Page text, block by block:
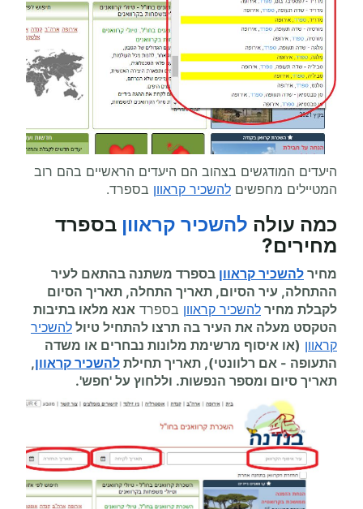
היעדים המודגשים בצהוב הם היעדים הראשיים בהם רוב
המטיילים מחפשים להשכיר קראוון בספרד.
כמה עולה להשכיר קראוון בספרד
מחירים?
מחיר להשכיר קראוון בספרד משתנה בהתאם לעיר
ההתחלה, עיר הסיום, תאריך התחלה, תאריך הסיום
לקבלת מחיר להשכיר קראוון בספרד אנא מלאו בתיבות
הטקסט מעלה את העיר בה תרצו להתחיל טיול להשכיר
קראוון (או איסוף מרשימת מלונות נבחרים או משדה
התעופה - אם רלוונטי), תאריך תחילת להשכיר קראוון,
תאריך סיום ומספר הנפשות. וללחוץ על 'חפש'.